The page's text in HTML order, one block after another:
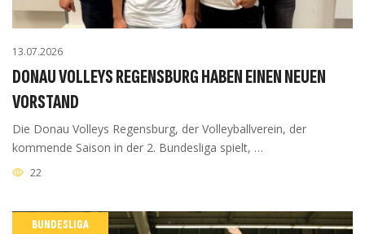
13.07.2026
DONAU VOLLEYS REGENSBURG HABEN EINEN NEUEN
VORSTAND
Die Donau Volleys Regensburg, der Volleyballverein, der
kommende Saison in der 2. Bundesliga spielt, …
22
BUNDESLIGA